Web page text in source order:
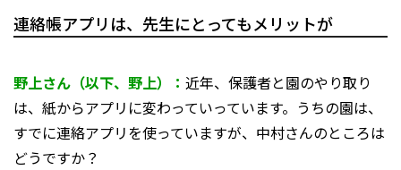
連絡帳アプリは、先生にとってもメリットが
野上さん（以下、野上）： 近年、保護者と園のやり取り
は、紙からアプリに変わっていっています。うちの園は、
すでに連絡アプリを使っていますが、中村さんのところは
どうですか？